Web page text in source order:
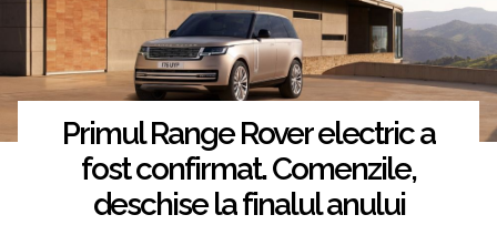
Primul Range Rover electric a
fost confirmat. Comenzile,
deschise la finalul anului